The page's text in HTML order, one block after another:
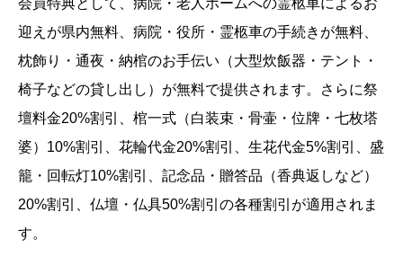
会員特典として、病院・老人ホームへの霊柩車によるお
迎えが県内無料、病院・役所・霊柩車の手続きが無料、
枕飾り・通夜・納棺のお手伝い（大型炊飯器・テント・
椅子などの貸し出し）が無料で提供されます。さらに祭
壇料金20%割引、棺一式（白装束・骨壷・位牌・七枚塔
婆）10%割引、花輪代金20%割引、生花代金5%割引、盛
籠・回転灯10%割引、記念品・贈答品（香典返しなど）
20%割引、仏壇・仏具50%割引の各種割引が適用されま
す。